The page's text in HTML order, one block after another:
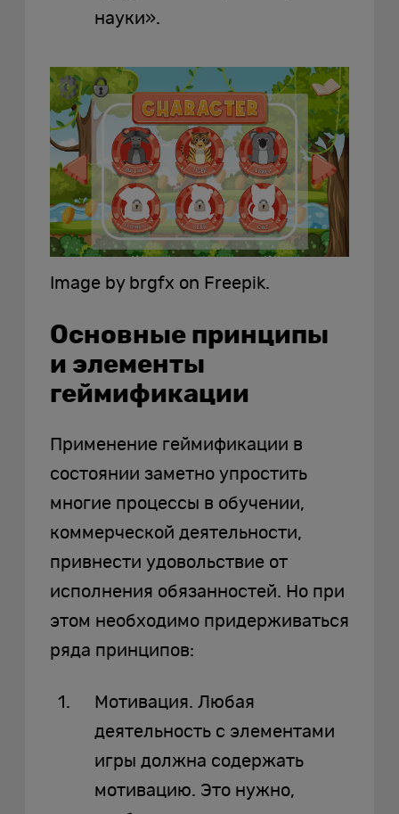
науки».
Image by brgfx on Freepik.
Основные принципы
и элементы
геймификации
Применение геймификации в
состоянии заметно упростить
многие процессы в обучении,
коммерческой деятельности,
привнести удовольствие от
исполнения обязанностей. Но при
этом необходимо придерживаться
ряда принципов:
Мотивация. Любая
деятельность с элементами
игры должна содержать
мотивацию. Это нужно,